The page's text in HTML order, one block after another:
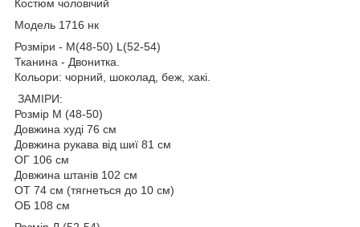
Костюм чоловічий
Модель 1716 нк
Розміри - M(48-50) L(52-54)
Тканина - Двонитка.
Кольори: чорний, шоколад, беж, хакі.
ЗАМІРИ:
Розмір М (48-50)
Довжина худі 76 см
Довжина рукава від шиї 81 см
ОГ 106 см
Довжина штанів 102 см
ОТ 74 см (тягнеться до 10 см)
ОБ 108 см